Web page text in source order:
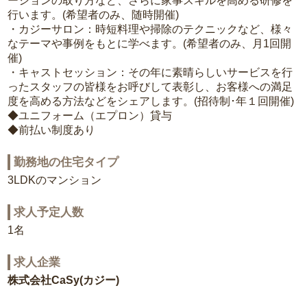
行います。(希望者のみ、随時開催)
・カジーサロン：時短料理や掃除のテクニックなど、様々
なテーマや事例をもとに学べます。(希望者のみ、月1回開
催)
・キャストセッション：その年に素晴らしいサービスを行
ったスタッフの皆様をお呼びして表彰し、お客様への満足
度を高める方法などをシェアします。(招待制･年１回開催)
◆ユニフォーム（エプロン）貸与
◆前払い制度あり
勤務地の住宅タイプ
3LDKのマンション
求人予定人数
1名
求人企業
株式会社CaSy(カジー)